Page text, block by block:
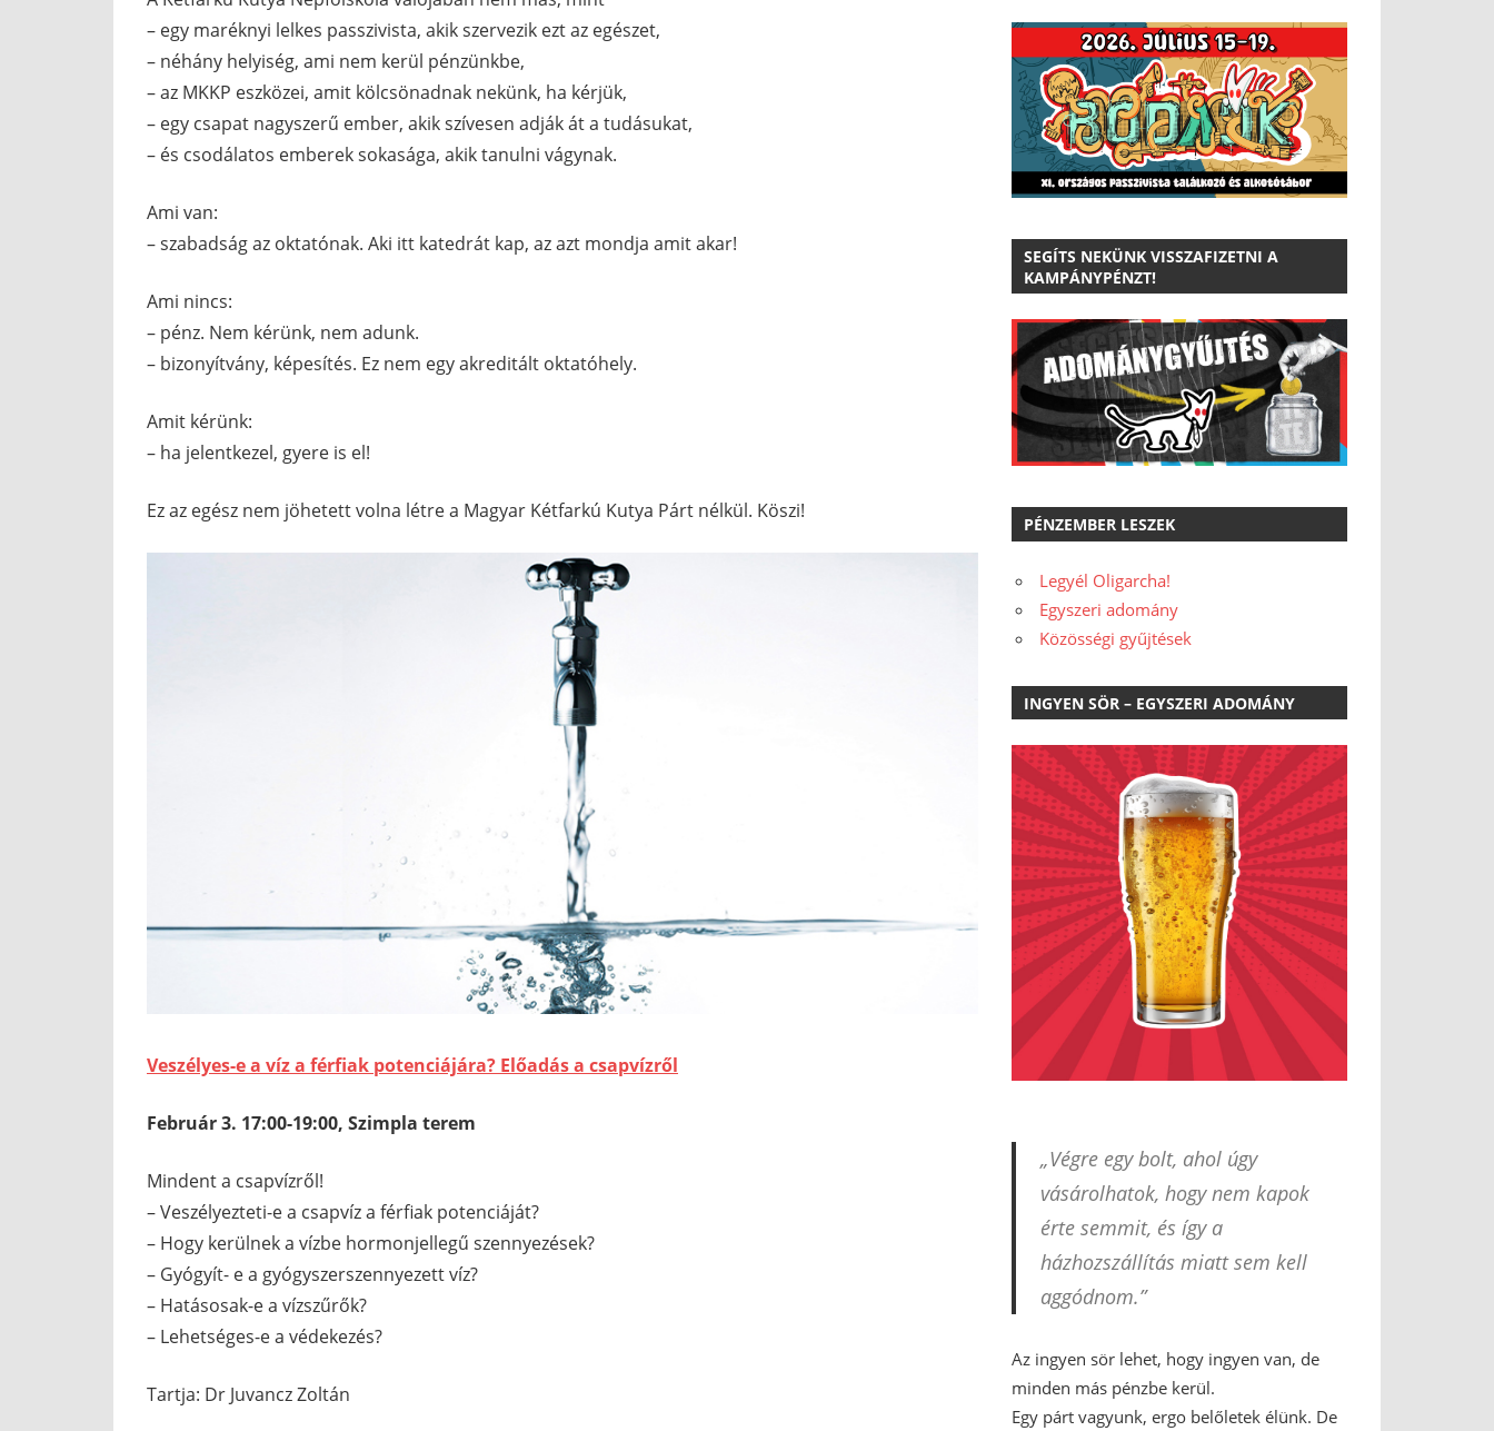
– egy maréknyi lelkes passzivista, akik szervezik ezt az egészet,
– néhány helyiség, ami nem kerül pénzünkbe,
– az MKKP eszközei, amit kölcsönadnak nekünk, ha kérjük,
– egy csapat nagyszerű ember, akik szívesen adják át a tudásukat,
– és csodálatos emberek sokasága, akik tanulni vágynak.
Ami van:
– szabadság az oktatónak. Aki itt katedrát kap, az azt mondja amit akar!
Ami nincs:
– pénz. Nem kérünk, nem adunk.
– bizonyítvány, képesítés. Ez nem egy akreditált oktatóhely.
Amit kérünk:
– ha jelentkezel, gyere is el!
Ez az egész nem jöhetett volna létre a Magyar Kétfarkú Kutya Párt nélkül. Köszi!
Veszélyes-e a víz a férfiak potenciájára? Előadás a csapvízről
Február 3. 17:00-19:00, Szimpla terem
Mindent a csapvízről!
– Veszélyezteti-e a csapvíz a férfiak potenciáját?
– Hogy kerülnek a vízbe hormonjellegű szennyezések?
– Gyógyít- e a gyógyszerszennyezett víz?
– Hatásosak-e a vízszűrők?
– Lehetséges-e a védekezés?
Tartja: Dr Juvancz Zoltán
SEGÍTS NEKÜNK VISSZAFIZETNI A
KAMPÁNYPÉNZT!
PÉNZEMBER LESZEK
Legyél Oligarcha!
Egyszeri adomány
Közösségi gyűjtések
INGYEN SÖR – EGYSZERI ADOMÁNY
„Végre egy bolt, ahol úgy
vásárolhatok, hogy nem kapok
érte semmit, és így a
házhozszállítás miatt sem kell
aggódnom.”
Az ingyen sör lehet, hogy ingyen van, de
minden más pénzbe kerül.
Egy párt vagyunk, ergo belőletek élünk. De